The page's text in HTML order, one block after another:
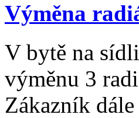
Výměna
V bytě na
výměnu 3
Zákazník